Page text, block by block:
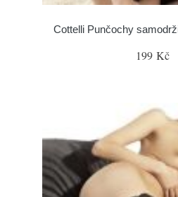
Cottelli Punčochy
199 Kč